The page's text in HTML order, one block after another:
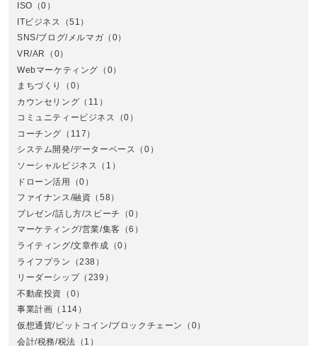
ISO （0）
ITビジネス
（51）
SNS/ブログ/メルマガ （0）
VR/AR
（0）
Webマーケティング （0）
まちづくり
（0）
カウンセリング （11）
コミュニティービジネス
（0）
コーチング （117）
システム開発/データーベース （0）
ソーシャルビジネス （1）
ドローン活用
（0）
ファイナンス/融資 （58）
プレゼン/話し方/スピーチ
（0）
マーケティング/営業/集客 （6）
ライティング/文章作成 （0）
ライフプラン
（238）
リーダーシップ（239）
不動産投資 （0）
事業計画 （114）
仮想通貨/ビットコイン/ブロックチェーン
（0）
会計/税務/税法 （1）